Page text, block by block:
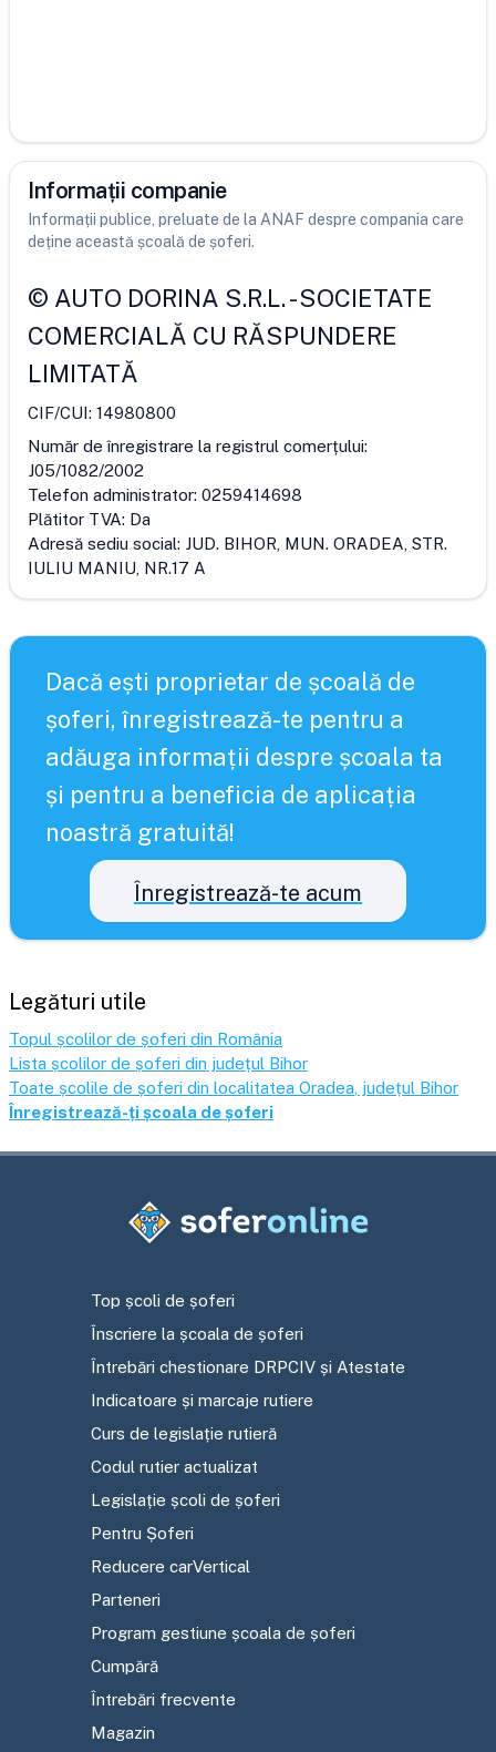
Informații companie
Informații publice, preluate de la ANAF despre compania care
deține această școală de șoferi.
© AUTO DORINA S.R.L.-SOCIETATE
COMERCIALĂ CU RĂSPUNDERE
LIMITATĂ
CIF/CUI: 14980800
Număr de înregistrare la registrul comerțului:
J05/1082/2002
Telefon administrator: 0259414698
Plătitor TVA: Da
Adresă sediu social: JUD. BIHOR, MUN. ORADEA, STR.
IULIU MANIU, NR.17 A
Dacă ești proprietar de școală de
șoferi, înregistrează-te pentru a
adăuga informații despre școala ta
și pentru a beneficia de aplicația
noastră gratuită!
Înregistrează-te acum
Legături utile
Topul școlilor de șoferi din România
Lista școlilor de șoferi din județul Bihor
Toate școlile de șoferi din localitatea Oradea , județul Bihor
Înregistrează-ți școala de șoferi
Top școli de șoferi
Înscriere la școala de șoferi
Întrebări chestionare DRPCIV și Atestate
Indicatoare și marcaje rutiere
Curs de legislație rutieră
Codul rutier actualizat
Legislație școli de șoferi
Pentru Șoferi
Reducere carVertical
Parteneri
Program gestiune școala de șoferi
Cumpără
Întrebări frecvente
Magazin